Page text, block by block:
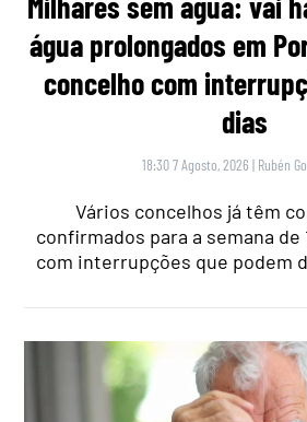
água prolongados em
concelho com
dias
18:30 7 Agosto, 2026 | Rubén
Vários concelhos já têm
confirmados para a semana de
com interrupções que podem